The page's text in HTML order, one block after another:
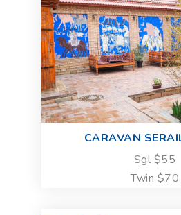
CARAVAN
Sgl $55
Twin $70